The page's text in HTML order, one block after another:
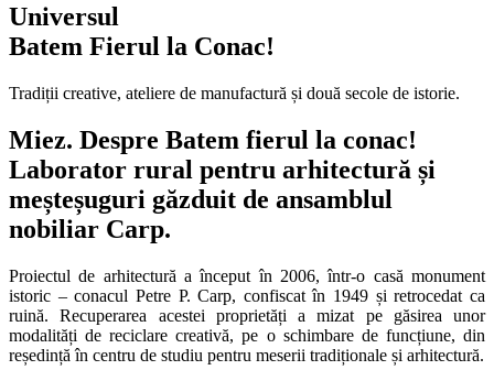
Universul
Batem Fierul la Conac!
Tradiții creative, ateliere de manufactură și două secole de istorie.
Miez. Despre Batem fierul la conac!
Laborator rural pentru arhitectură și
meșteșuguri găzduit de ansamblul
nobiliar Carp.
Proiectul de arhitectură a început în 2006, într-o casă monument
istoric – conacul Petre P. Carp, confiscat în 1949 și retrocedat ca
ruină. Recuperarea acestei proprietăți a mizat pe găsirea unor
modalități de reciclare creativă, pe o schimbare de funcțiune, din
reședință în centru de studiu pentru meserii tradiționale și arhitectură.